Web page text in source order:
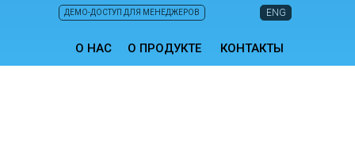
ENG
КОНТАКТЫ
О ПРОДУКТЕ
О НАС
ДЕМО-ДОСТУП ДЛЯ МЕНЕДЖЕРОВ